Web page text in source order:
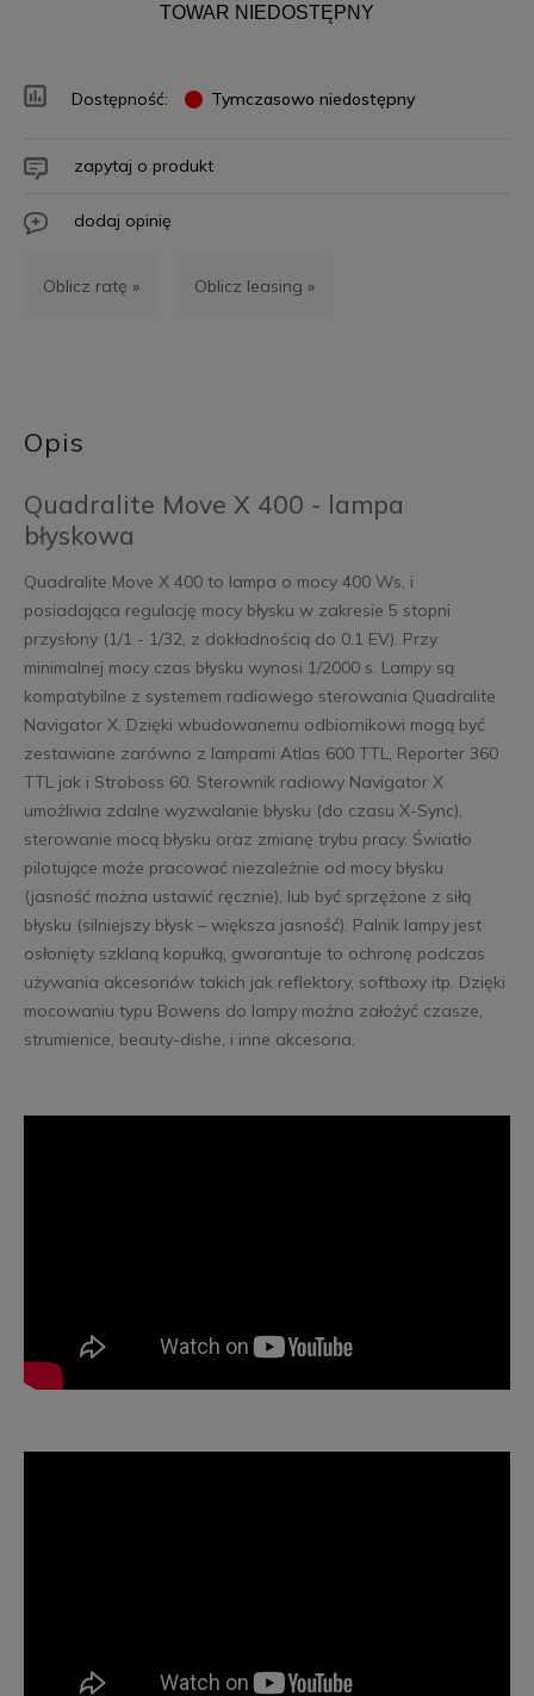
TOWAR NIEDOSTĘPNY
Dostępność: Tymczasowo niedostępny
zapytaj o produkt
dodaj opinię
Oblicz ratę » Oblicz leasing »
Opis
Quadralite Move X 400 - lampa
błyskowa
Quadralite Move X 400 to lampa o mocy 400 Ws, i
posiadająca regulację mocy błysku w zakresie 5 stopni
przysłony (1/1 - 1/32, z dokładnością do 0.1 EV). Przy
minimalnej mocy czas błysku wynosi 1/2000 s. Lampy są
kompatybilne z systemem radiowego sterowania Quadralite
Navigator X. Dzięki wbudowanemu odbiornikowi mogą być
zestawiane zarówno z lampami Atlas 600 TTL, Reporter 360
TTL jak i Stroboss 60. Sterownik radiowy Navigator X
umożliwia zdalne wyzwalanie błysku (do czasu X-Sync),
sterowanie mocą błysku oraz zmianę trybu pracy. Światło
pilotujące może pracować niezależnie od mocy błysku
(jasność można ustawić ręcznie), lub być sprzężone z siłą
błysku (silniejszy błysk – większa jasność). Palnik lampy jest
osłonięty szklaną kopułką, gwarantuje to ochronę podczas
używania akcesoriów takich jak reflektory, softboxy itp. Dzięki
mocowaniu typu Bowens do lampy można założyć czasze,
strumienice, beauty-dishe, i inne akcesoria.